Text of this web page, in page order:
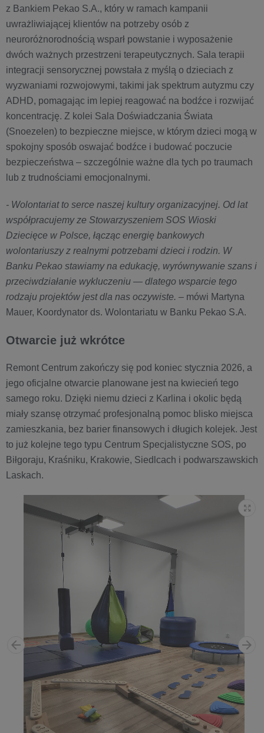
z Bankiem Pekao S.A., który w ramach kampanii
uwrażliwiającej klientów na potrzeby osób z
neuroróżnorodnością wsparł powstanie i wyposażenie
dwóch ważnych przestrzeni terapeutycznych. Sala terapii
integracji sensorycznej powstała z myślą o dzieciach z
wyzwaniami rozwojowymi, takimi jak spektrum autyzmu czy
ADHD, pomagając im lepiej reagować na bodźce i rozwijać
koncentrację. Z kolei Sala Doświadczania Świata
(Snoezelen) to bezpieczne miejsce, w którym dzieci mogą w
spokojny sposób oswajać bodźce i budować poczucie
bezpieczeństwa – szczególnie ważne dla tych po traumach
lub z trudnościami emocjonalnymi.
- Wolontariat to serce naszej kultury organizacyjnej. Od lat
współpracujemy ze Stowarzyszeniem SOS Wioski
Dziecięce w Polsce, łącząc energię bankowych
wolontariuszy z realnymi potrzebami dzieci i rodzin. W
Banku Pekao stawiamy na edukację, wyrównywanie szans i
przeciwdziałanie wykluczeniu — dlatego wsparcie tego
rodzaju projektów jest dla nas oczywiste. – mówi Martyna
Mauer, Koordynator ds. Wolontariatu w Banku Pekao S.A.
Otwarcie już wkrótce
Remont Centrum zakończy się pod koniec stycznia 2026, a
jego oficjalne otwarcie planowane jest na kwiecień tego
samego roku. Dzięki niemu dzieci z Karlina i okolic będą
miały szansę otrzymać profesjonalną pomoc blisko miejsca
zamieszkania, bez barier finansowych i długich kolejek. Jest
to już kolejne tego typu Centrum Specjalistyczne SOS, po
Biłgoraju, Kraśniku, Krakowie, Siedlcach i podwarszawskich
Laskach.